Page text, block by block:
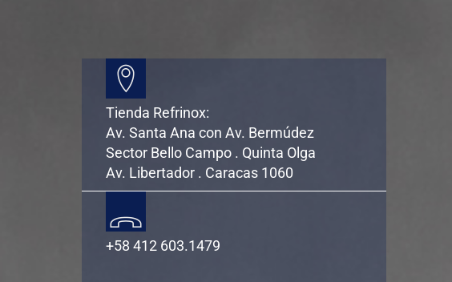
Tienda Refrinox:
Av. Santa Ana con Av. Bermúdez
Sector Bello Campo . Quinta Olga
Av. Libertador . Caracas 1060
+58 412 603.1479